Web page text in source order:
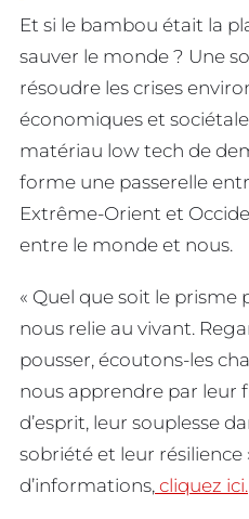
Et si le bambou était la
sauver le monde ? Une
résoudre les crises
économiques et
matériau low tech de
forme une passerelle
Extrême-Orient et
entre le monde et nous.
« Quel que soit le prisme
nous relie au vivant.
pousser, écoutons-les
nous apprendre par leur
d’esprit, leur souplesse
sobriété et leur résilience
d’informations, cliquez ici.